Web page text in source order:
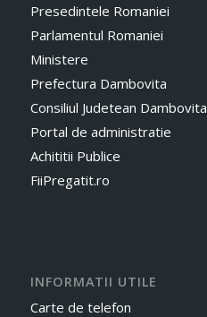
Presedintele Romaniei
Parlamentul Romaniei
Ministere
Prefectura Dambovita
Consiliul Judetean Dambovita
Portal de administratie
Achititii Publice
FiiPregatit.ro
INFORMATII UTILE
Carte de telefon